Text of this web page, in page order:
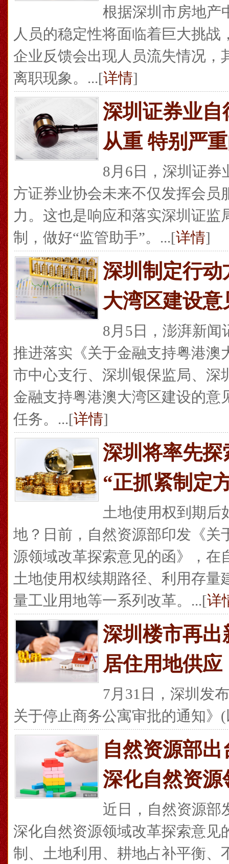
根据深圳市房地产
人员的稳定性将面临着巨大挑战
企业反馈会出现人员流失情况，
离职现象。...[详情]
深圳证券业
从重 特别严
8月6日，深圳证券
方证券业协会未来不仅发挥会
力。这也是响应和落实深圳证
制，做好“监管助手”。...[详情]
深圳制定行
大湾区建设意
8月5日，澎湃新闻
推进落实《关于金融支持粤港澳
市中心支行、深圳银保监局、深
金融支持粤港澳大湾区建设的意
任务。...[详情]
深圳将率先
“正抓紧制定
土地使用权到期后
地？日前，自然资源部印发《关
源领域改革探索意见的函》，在
土地使用权续期路径、利用存
量工业用地等一系列改革。...[详
深圳楼市再
居住用地供应
7月31日，深圳发
关于停止商务公寓审批的通知》
自然资源部
深化自然资源
近日，自然资源部
深化自然资源领域改革探索意见
制、土地利用、耕地占补平衡、